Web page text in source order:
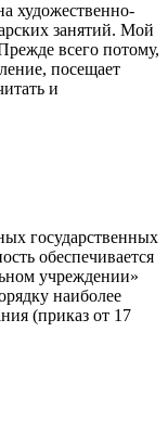
художественно-
занятий. Мой
всего потому,
посещает
и
государственных
обеспечивается
учреждении»
наиболее
(приказ от 17